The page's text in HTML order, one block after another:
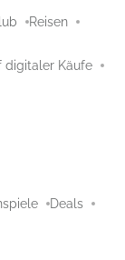
Reisen
digitaler Käufe
Deals